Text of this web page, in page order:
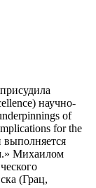
научно-
of
for the
выполняется
Михаилом
(Грац,